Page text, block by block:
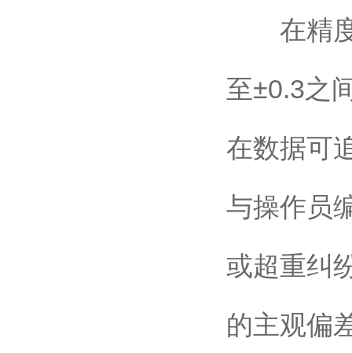
在精度
至±0.3之
在数据可
与操作员
或超重纠
的主观偏